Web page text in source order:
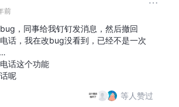
前
，同事给我钉钉发消息，然后撤回
话，我在改bug没看到，已经不是一次
话这个功能
呢
等人赞过